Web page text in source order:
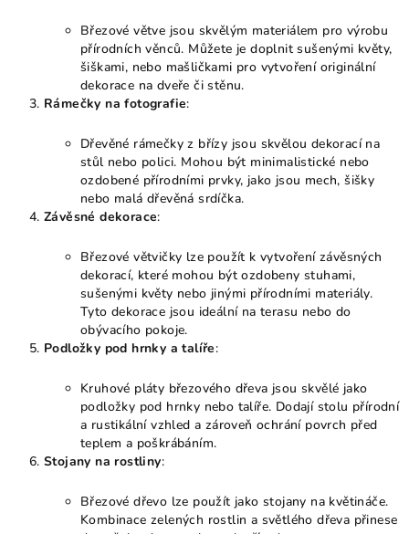
Březové větve jsou skvělým materiálem pro výrobu
přírodních věnců. Můžete je doplnit sušenými květy,
šiškami, nebo mašličkami pro vytvoření originální
dekorace na dveře či stěnu.
Rámečky na fotografie:
Dřevěné rámečky z břízy jsou skvělou dekorací na
stůl nebo polici. Mohou být minimalistické nebo
ozdobené přírodními prvky, jako jsou mech, šišky
nebo malá dřevěná srdíčka.
Závěsné dekorace:
Březové větvičky lze použít k vytvoření závěsných
dekorací, které mohou být ozdobeny stuhami,
sušenými květy nebo jinými přírodními materiály.
Tyto dekorace jsou ideální na terasu nebo do
obývacího pokoje.
Podložky pod hrnky a talíře:
Kruhové pláty březového dřeva jsou skvělé jako
podložky pod hrnky nebo talíře. Dodají stolu přírodní
a rustikální vzhled a zároveň ochrání povrch před
teplem a poškrábáním.
Stojany na rostliny:
Březové dřevo lze použít jako stojany na květináče.
Kombinace zelených rostlin a světlého dřeva přinese